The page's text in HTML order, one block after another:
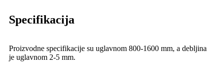
Specifikacija
Proizvodne specifikacije su uglavnom 800-1600 mm, a debljina
je uglavnom 2-5 mm.